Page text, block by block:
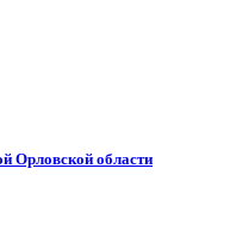
Орловской области